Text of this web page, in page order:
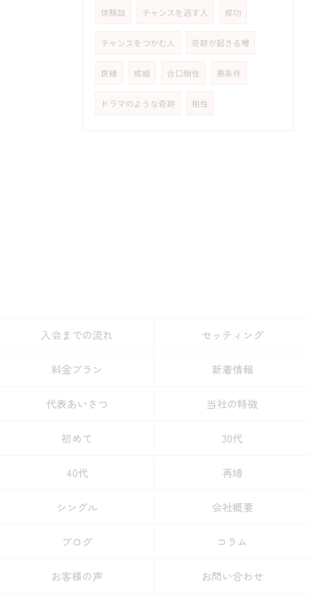
体験談 チャンスを逃す人 成功
チャンスをつかむ人 奇跡が起きる噂
良縁 成婚 合口相性 悪条件
ドラマのような奇跡 相性
入会までの流れ セッティング
料金プラン 新着情報
代表あいさつ 当社の特徴
初めて 30代
40代 再婚
シングル 会社概要
ブログ コラム
お客様の声 お問い合わせ